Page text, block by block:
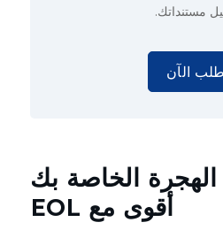
مستنداتك.
الآن
الخاصة بك
أقوى مع EOL